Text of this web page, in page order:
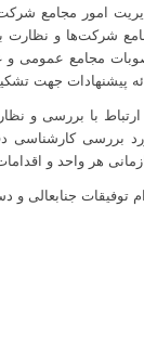
امور مجامع
شرکت‌ها و نظارت
مجامع عمومی و
پیشنهادات جهت
ارتباط با بررسی و
بررسی کارشناسی
هر واحد و
توفیقات جنابعالی